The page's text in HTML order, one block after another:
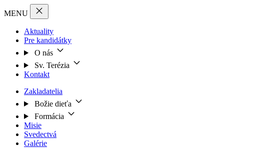
MENU
Aktuality
Pre kandidátky
O nás
Sv. Terézia
Kontakt
Zakladatelia
Božie dieťa
Formácia
Misie
Svedectvá
Galérie